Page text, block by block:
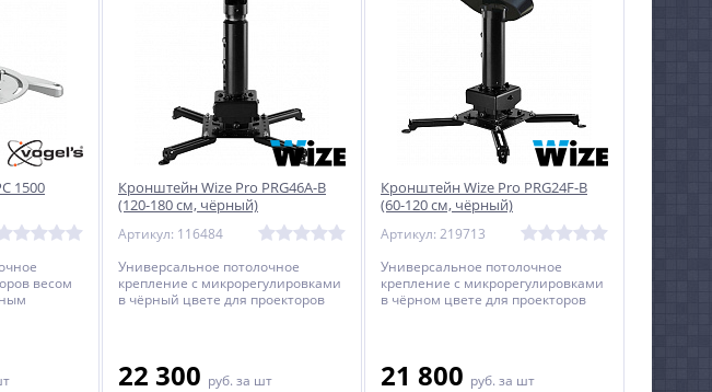
1500
весом
Кронштейн Wize Pro PRG46A-B
(120-180 см, чёрный)
Артикул: 116484
Универсальное потолочное
крепление с микрорегулировками
в чёрный цвете для проекторов
22 300 руб. за шт
Кронштейн Wize Pro PRG24F-B
(60-120 см, чёрный)
Артикул: 219713
Универсальное потолочное
крепление с микрорегулировками
в чёрном цвете для проекторов
21 800 руб. за шт